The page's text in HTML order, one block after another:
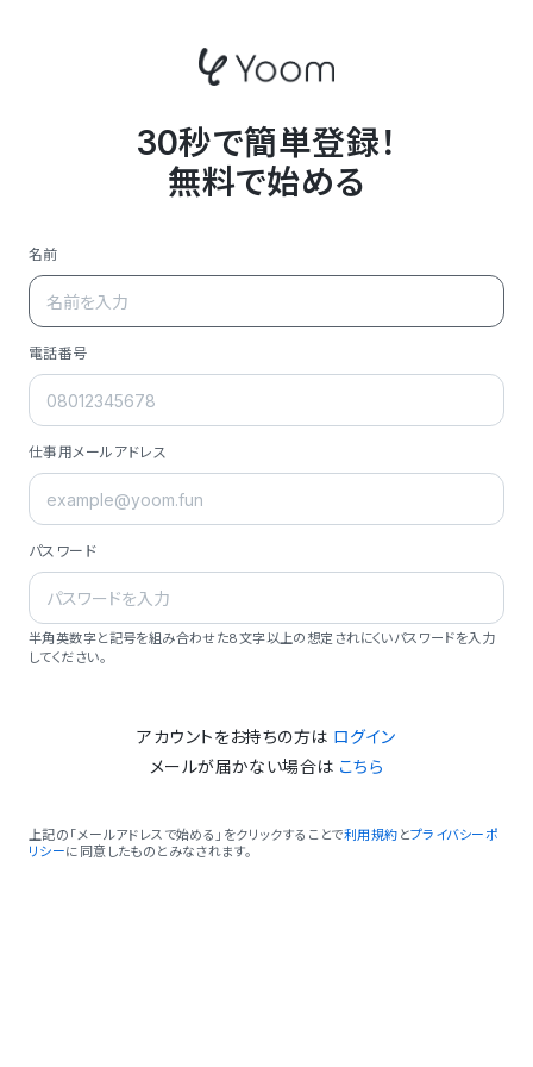
30秒で簡単登録！
無料で始める
名前
電話番号
仕事用メールアドレス
パスワード
半角英数字と記号を組み合わせた8文字以上の想定されにくいパスワードを入力
してください。
アカウントをお持ちの方は ログイン
メールが届かない場合は こちら
上記の「メールアドレスで始める」をクリックすることで利用規約 とプライバシーポ
リシーに同意したものとみなされます。